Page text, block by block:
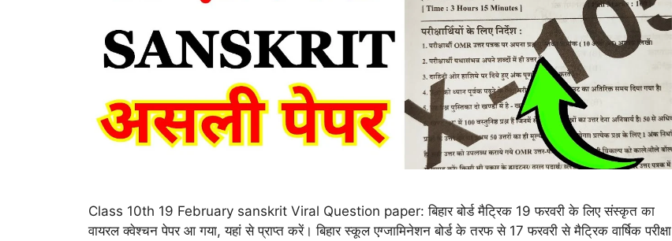
Class 10th 19 February sanskrit Viral Question paper: बिहार बोर्ड मैट्रिक 19 फरवरी के लिए संस्कृत का
वायरल क्वेश्चन पेपर आ गया, यहां से प्राप्त करें। बिहार स्कूल एग्जामिनेशन बोर्ड के तरफ से 17 फरवरी से मैट्रिक वार्षिक परीक्षा